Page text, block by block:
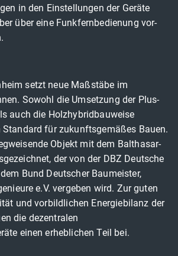
in den Einstellungen der Geräte
über eine Funkfernbedienung vor-
setzt neue Maßstäbe im
Sowohl die Umsetzung der Plus-
auch die Holzhybridbauweise
Standard für zukunftsgemäßes Bauen.
Objekt mit dem Balthasar-
der von der DBZ Deutsche
Bund Deutscher Baumeister,
e.V. vergeben wird. Zur guten
und vorbildlichen Energiebilanz der
die dezentralen
einen erheblichen Teil bei.